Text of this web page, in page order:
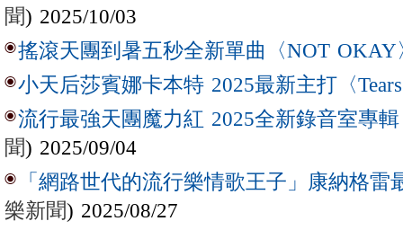
聞) 2025/10/03
搖滾天團到暑五秒全新單曲〈NOT OKAY
小天后莎賓娜卡本特 2025最新主打〈
流行最強天團魔力紅 2025全新錄音室專
聞) 2025/09/04
「網路世代的流行樂情歌王子」康納格雷
樂新聞) 2025/08/27